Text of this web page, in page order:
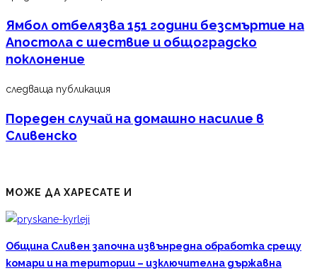
Ямбол отбелязва 151 години безсмъртие на
Апостола с шествие и общоградско
поклонение
следваща публикация
Пореден случай на домашно насилие в
Сливенско
МОЖЕ ДА ХАРЕСАТЕ И
Община Сливен започна извънредна обработка срещу
комари и на територии – изключителна държавна